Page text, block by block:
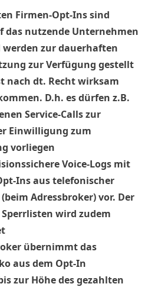
Firmen-Opt-Ins sind
das nutzende Unternehmen
werden zur dauerhaften
zur Verfügung gestellt
nach dt. Recht wirksam
D.h. es dürfen z.B.
Service-Calls zur
Einwilligung zum
vorliegen
Voice-Logs mit
Ins aus telefonischer
Adressbroker) vor. Der
wird zudem
übernimmt das
aus dem Opt-In
zur Höhe des gezahlten